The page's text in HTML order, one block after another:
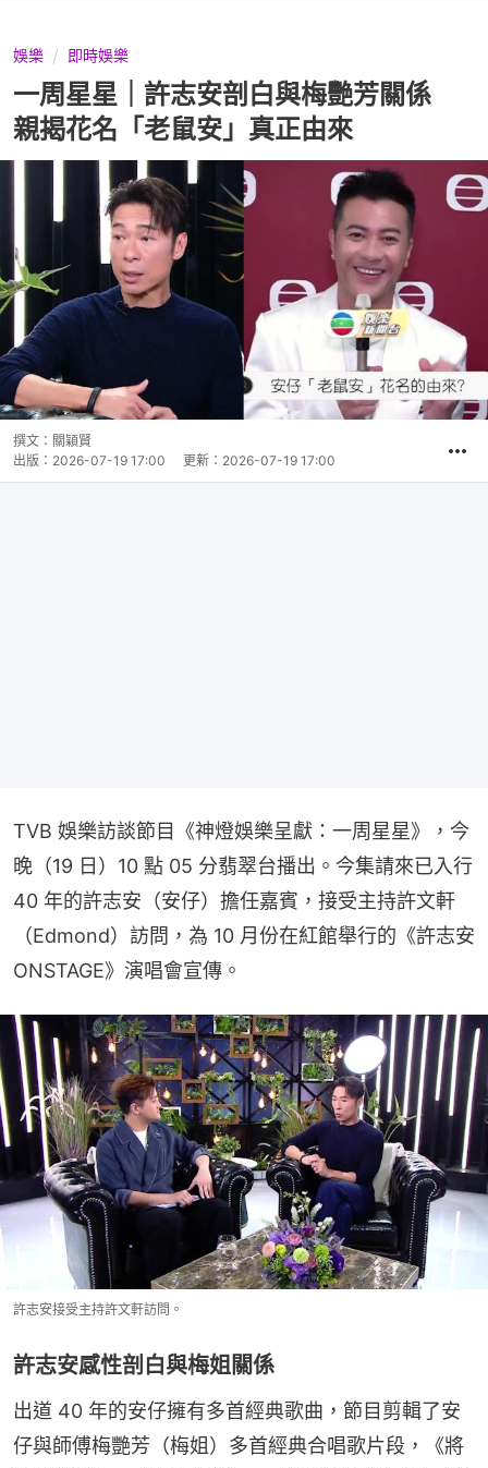
娛樂 即時娛樂
一周星星｜許志安剖白與梅艷芳關係
親揭花名「老鼠安」真正由來
撰文： 關穎賢
出版： 2026-07-19 17:00 更新： 2026-07-19 17:00
TVB 娛樂訪談節目《神燈娛樂呈獻：一周星星》，今
晚（19 日）10 點 05 分翡翠台播出。今集請來已入行
40 年的許志安（安仔）擔任嘉賓，接受主持許文軒
（Edmond）訪問，為 10 月份在紅館舉行的《許志安
ONSTAGE》演唱會宣傳。
許志安接受主持許文軒訪問。
許志安感性剖白與梅姐關係
出道 40 年的安仔擁有多首經典歌曲，節目剪輯了安
仔與師傅梅艷芳（梅姐）多首經典合唱歌片段，《將